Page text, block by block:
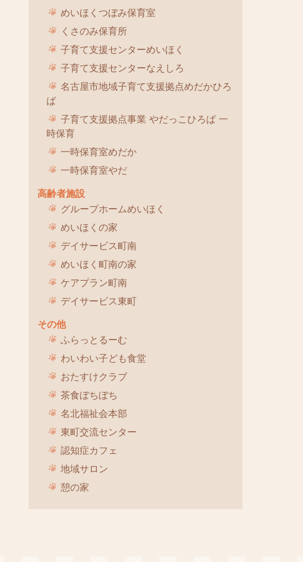
めいほくつぼみ保育室
くさのみ保育所
子育て支援センターめいほく
子育て支援センターなえしろ
名古屋市地域子育て支援拠点めだかひろ
ば
子育て支援拠点事業 やだっこひろば 一
時保育
一時保育室めだか
一時保育室やだ
高齢者施設
グループホームめいほく
めいほくの家
デイサービス町南
めいほく町南の家
ケアプラン町南
デイサービス東町
その他
ふらっとるーむ
わいわい子ども食堂
おたすけクラブ
茶食ぼちぼち
名北福祉会本部
東町交流センター
認知症カフェ
地域サロン
憩の家